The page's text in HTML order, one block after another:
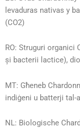
levaduras nativas y
(CO2)
RO: Struguri organici
și bacterii lactice),
MT: Għeneb
indiġeni u batterji tal-
NL: Biologische